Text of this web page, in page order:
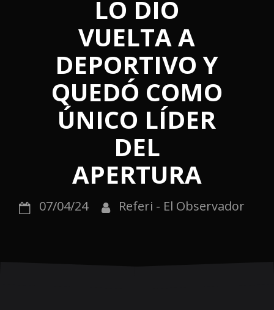
LO DIO
VUELTA A
DEPORTIVO Y
QUEDÓ COMO
ÚNICO LÍDER
DEL
APERTURA
07/04/24 Referi - El Observador